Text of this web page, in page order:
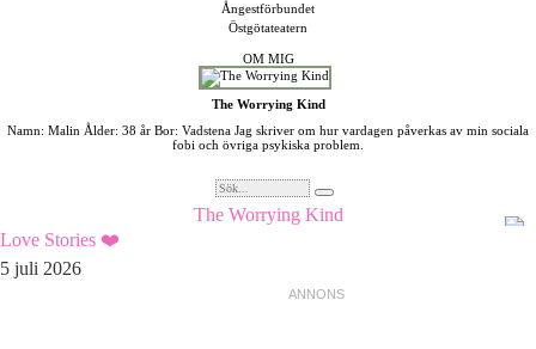
Ångestförbundet
Östgötateatern
OM MIG
The Worrying Kind
Namn: Malin Ålder: 38 år Bor: Vadstena Jag skriver om hur vardagen påverkas av min sociala
fobi och övriga psykiska problem.
The Worrying Kind
Love Stories ❤️
5 juli 2026